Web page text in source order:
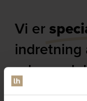
Vi er
indretning